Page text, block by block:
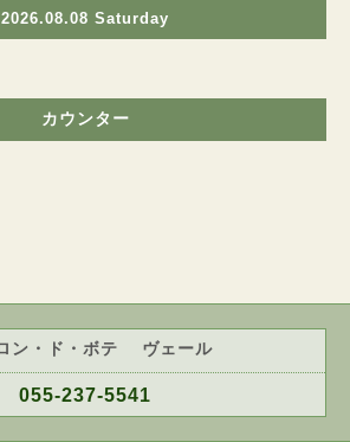
2026.08.08 Saturday
カウンター
ン・ド・ボテ ヴェール
055-237-5541